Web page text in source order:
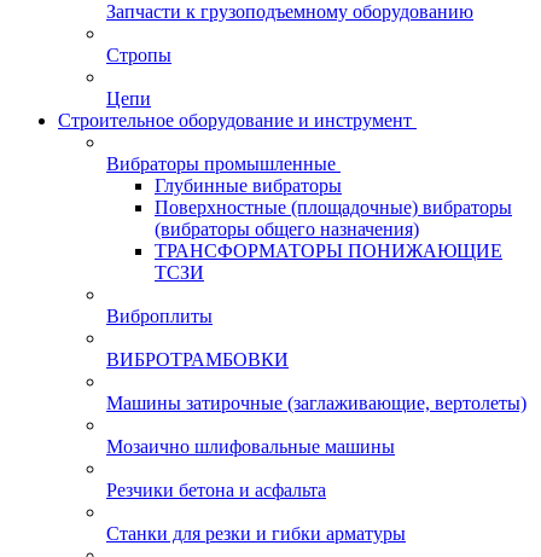
Запчасти к грузоподъемному оборудованию
Стропы
Цепи
Строительное оборудование и инструмент
Вибраторы промышленные
Глубинные вибраторы
Поверхностные (площадочные) вибраторы
(вибраторы общего назначения)
ТРАНСФОРМАТОРЫ ПОНИЖАЮЩИЕ
ТСЗИ
Виброплиты
ВИБРОТРАМБОВКИ
Машины затирочные (заглаживающие, вертолеты)
Мозаично шлифовальные машины
Резчики бетона и асфальта
Станки для резки и гибки арматуры